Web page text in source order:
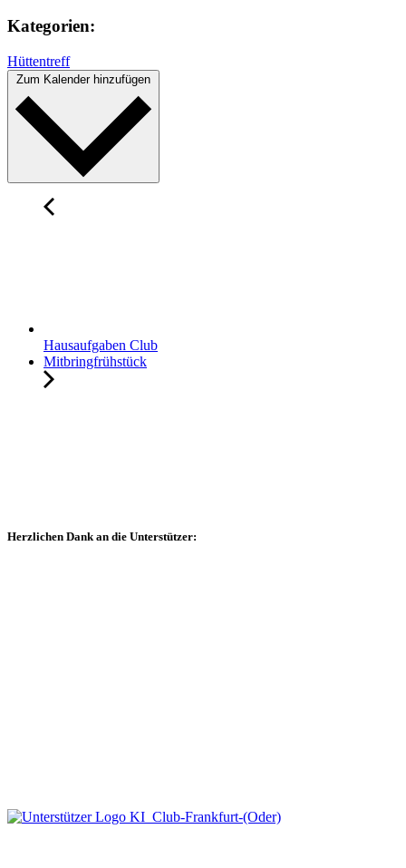
Kategorien:
Hüttentreff
Hausaufgaben Club
Mitbringfrühstück
Herzlichen Dank an die Unterstützer: